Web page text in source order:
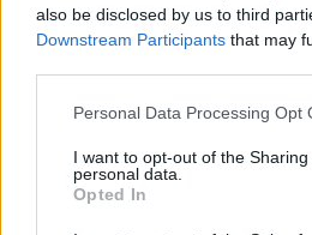
also be disclosed by us to third
Downstream Participants that may
Personal Data Processing Opt
I want to opt-out of the
personal data.
Opted In